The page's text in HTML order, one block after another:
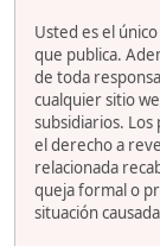
Usted es el
que publica.
de toda
cualquier sitio
subsidiarios.
el derecho a
relacionada
queja formal o
situación